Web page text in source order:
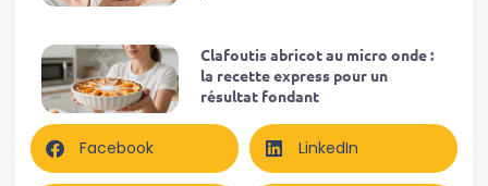
Clafoutis abricot au micro onde :
la recette express pour un
résultat fondant
Facebook LinkedIn